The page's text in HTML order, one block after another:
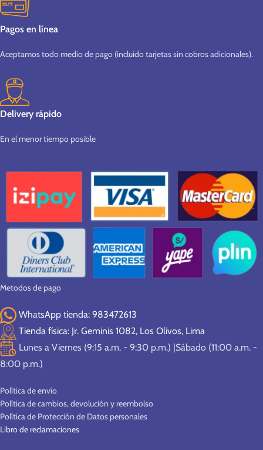
Pagos en línea
Aceptamos todo medio de pago (incluido tarjetas sin cobros adicionales).
Delivery rápido
En el menor tiempo posible
Metodos de pago
WhatsApp tienda: 983472613
Tienda física: Jr. Geminis 1082, Los Olivos, Lima
Lunes a Viernes (9:15 a.m. - 9:30 p.m.) |Sábado (11:00 a.m. -
8:00 p.m.)
Política de envío
Política de cambios, devolución y reembolso
Política de Protección de Datos personales
Libro de reclamaciones